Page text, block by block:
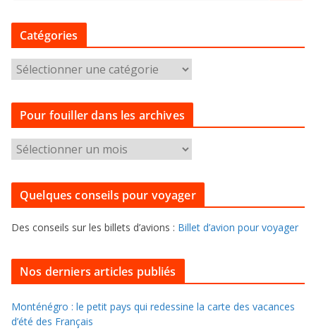
Catégories
a
t
g
e
s
Pour fouiller dans les archives
o
u
o
l
l
e
Quelques conseils pour voyager
Des conseils sur les billets d’avions : Billet d’avion pour voyager
Nos derniers articles publiés
Monténégro : le petit pays qui redessine la carte des vacances
d’été des Français